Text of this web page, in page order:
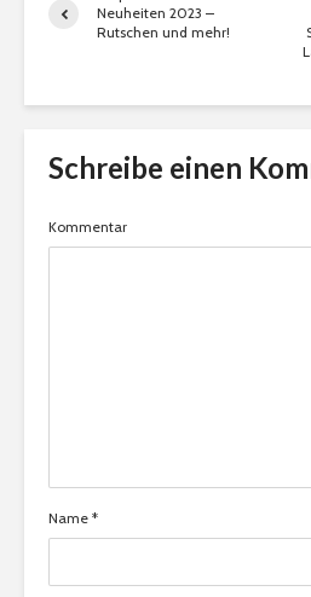
Neuheiten 2023 –
Rutschen und mehr!
Schreibe einen
Kommentar
Name *